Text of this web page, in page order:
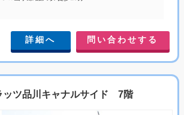
詳細へ 問い合わせする
ッツ品川キャナルサイド 7階